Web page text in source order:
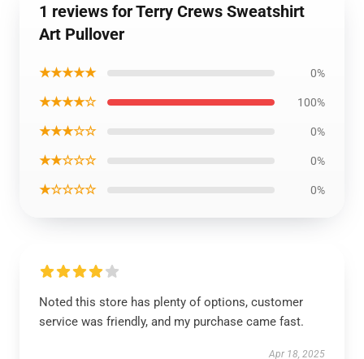
1 reviews for Terry Crews Sweatshirt
Art Pullover
★★★★★ 0%
★★★★☆ 100%
★★★☆☆ 0%
★★☆☆☆ 0%
★☆☆☆☆ 0%
Noted this store has plenty of options, customer
service was friendly, and my purchase came fast.
Apr 18, 2025